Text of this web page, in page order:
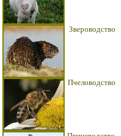
Звероводство
Пчеловодство